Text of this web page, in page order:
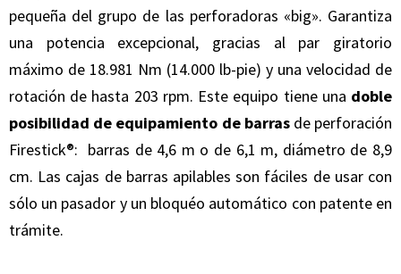
pequeña del grupo de las perforadoras «big». Garantiza
una potencia excepcional, gracias al par giratorio
máximo de 18.981 Nm (14.000 lb-pie) y una velocidad de
rotación de hasta 203 rpm. Este equipo tiene una doble
posibilidad de equipamiento de barrasde perforación
Firestick®: barras de 4,6 m o de 6,1 m, diámetro de 8,9
cm. Las cajas de barras apilables son fáciles de usar con
sólo un pasador y un bloquéo automático con patente en
trámite.